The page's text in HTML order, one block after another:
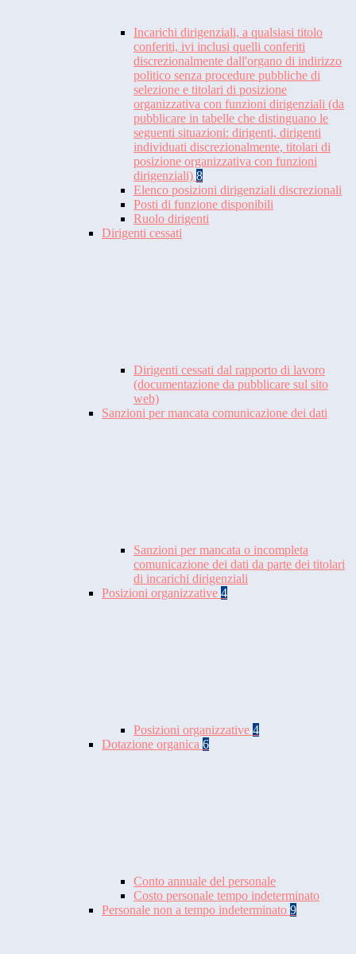
Incarichi dirigenziali, a qualsiasi titolo
conferiti, ivi inclusi quelli conferiti
discrezionalmente dall'organo di indirizzo
politico senza procedure pubbliche di
selezione e titolari di posizione
organizzativa con funzioni dirigenziali (da
pubblicare in tabelle che distinguano le
seguenti situazioni: dirigenti, dirigenti
individuati discrezionalmente, titolari di
posizione organizzativa con funzioni
dirigenziali) 8
Elenco posizioni dirigenziali discrezionali
Posti di funzione disponibili
Ruolo dirigenti
Dirigenti cessati
Dirigenti cessati dal rapporto di lavoro
(documentazione da pubblicare sul sito
web)
Sanzioni per mancata comunicazione dei dati
Sanzioni per mancata o incompleta
comunicazione dei dati da parte dei titolari
di incarichi dirigenziali
Posizioni organizzative 4
Posizioni organizzative 4
Dotazione organica 6
Conto annuale del personale
Costo personale tempo indeterminato
Personale non a tempo indeterminato 9